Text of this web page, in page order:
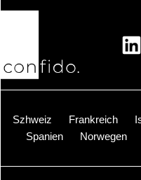
Zum
Szhweiz Frankreich
Spanien
Norwegen